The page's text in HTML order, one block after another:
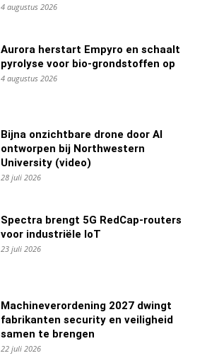
4 augustus 2026
Aurora herstart Empyro en schaalt
pyrolyse voor bio-grondstoffen op
4 augustus 2026
Bijna onzichtbare drone door AI
ontworpen bij Northwestern
University (video)
28 juli 2026
Spectra brengt 5G RedCap-routers
voor industriële IoT
23 juli 2026
Machineverordening 2027 dwingt
fabrikanten security en veiligheid
samen te brengen
22 juli 2026